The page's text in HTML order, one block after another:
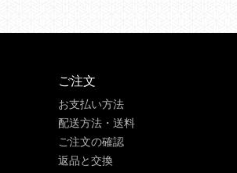
ご注文
お支払い方法
配送方法・送料
ご注文の確認
返品と交換